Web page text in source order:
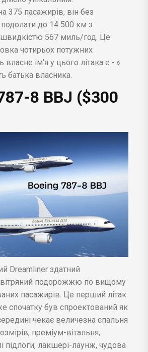
375 пасажирів, він без
до 14 500 км з
567 миль/год. Це
чотирьох потужних
власне ім'я у цього літака є - »
батька власника.
8 BBJ ($300
Dreamliner здатний
подорожжю по вищому
пасажирів. Це перший літак
спочатку був спроектований як
чекає величезна спальня
преміум-вітальня,
підлоги, лакшері-лаунж, чудова